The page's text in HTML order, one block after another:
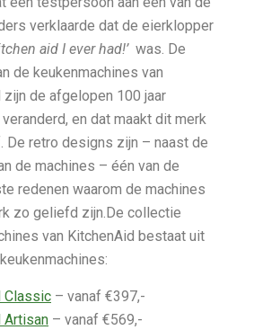
verklaarde dat de eierklopper
aid I ever had!’was. De
de keukenmachines van
zijn de afgelopen 100 jaar
en dat maakt dit merk
De retro designs zijn – naast de
de machines – één van de
redenen waarom de machines
zo geliefd zijn.De collectie
van KitchenAid bestaat uit
Classic – vanaf €397,-
Artisan – vanaf €569,-